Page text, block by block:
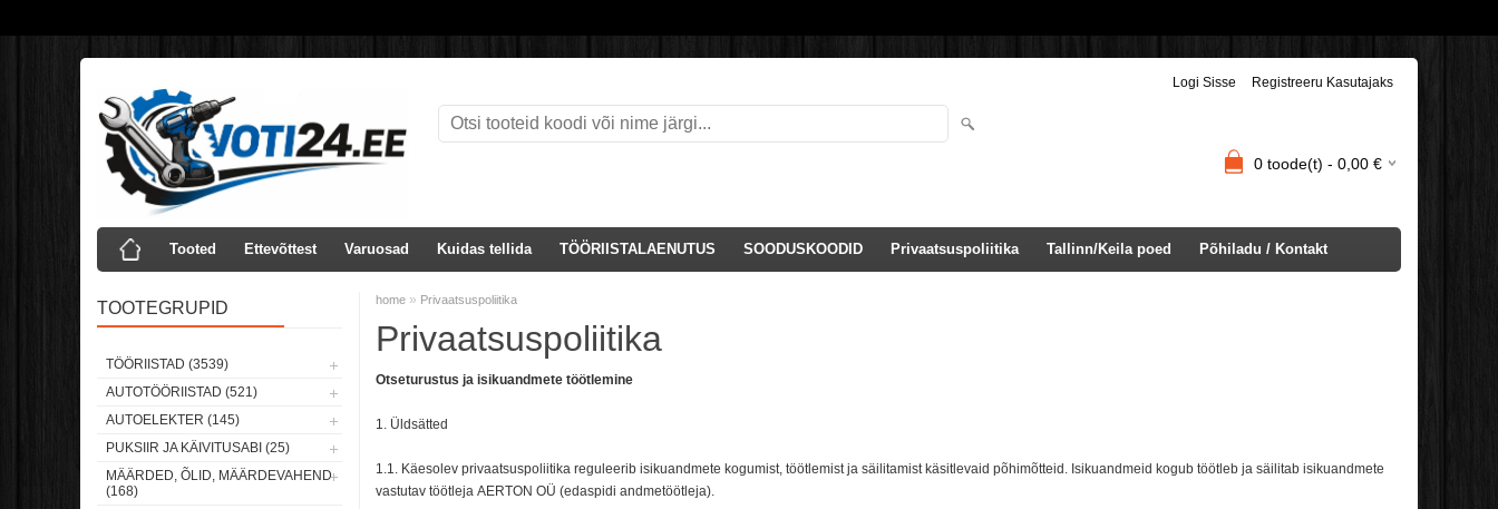
Logi Sisse Registreeru Kasutajaks
0 toode(t) - 0,00 €
Tooted Ettevõttest Varuosad Kuidas tellida TÖÖRIISTALAENUTUS SOODUSKOODID Privaatsuspoliitika Tallinn/Keila poed Põhiladu / Kontakt
TOOTEGRUPID
TÖÖRIISTAD (3539)
AUTOTÖÖRIISTAD (521)
AUTOELEKTER (145)
PUKSIIR JA KÄIVITUSABI (25)
MÄÄRDED, ÕLID, MÄÄRDEVAHEND
(168)
home » Privaatsuspoliitika
Privaatsuspoliitika
Otseturustus ja isikuandmete töötlemine
1. Üldsätted
1.1. Käesolev privaatsuspoliitika reguleerib isikuandmete kogumist, töötlemist ja säilitamist käsitlevaid põhimõtteid. Isikuandmeid kogub töötleb ja säilitab isikuandmete
vastutav töötleja AERTON OÜ (edaspidi andmetöötleja).